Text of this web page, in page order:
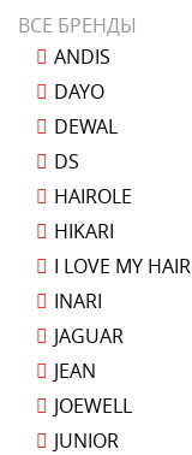
ВСЕ БРЕНДЫ
ANDIS
DAYO
DEWAL
DS
HAIROLE
HIKARI
I LOVE MY HAIR
INARI
JAGUAR
JEAN
JOEWELL
JUNIOR